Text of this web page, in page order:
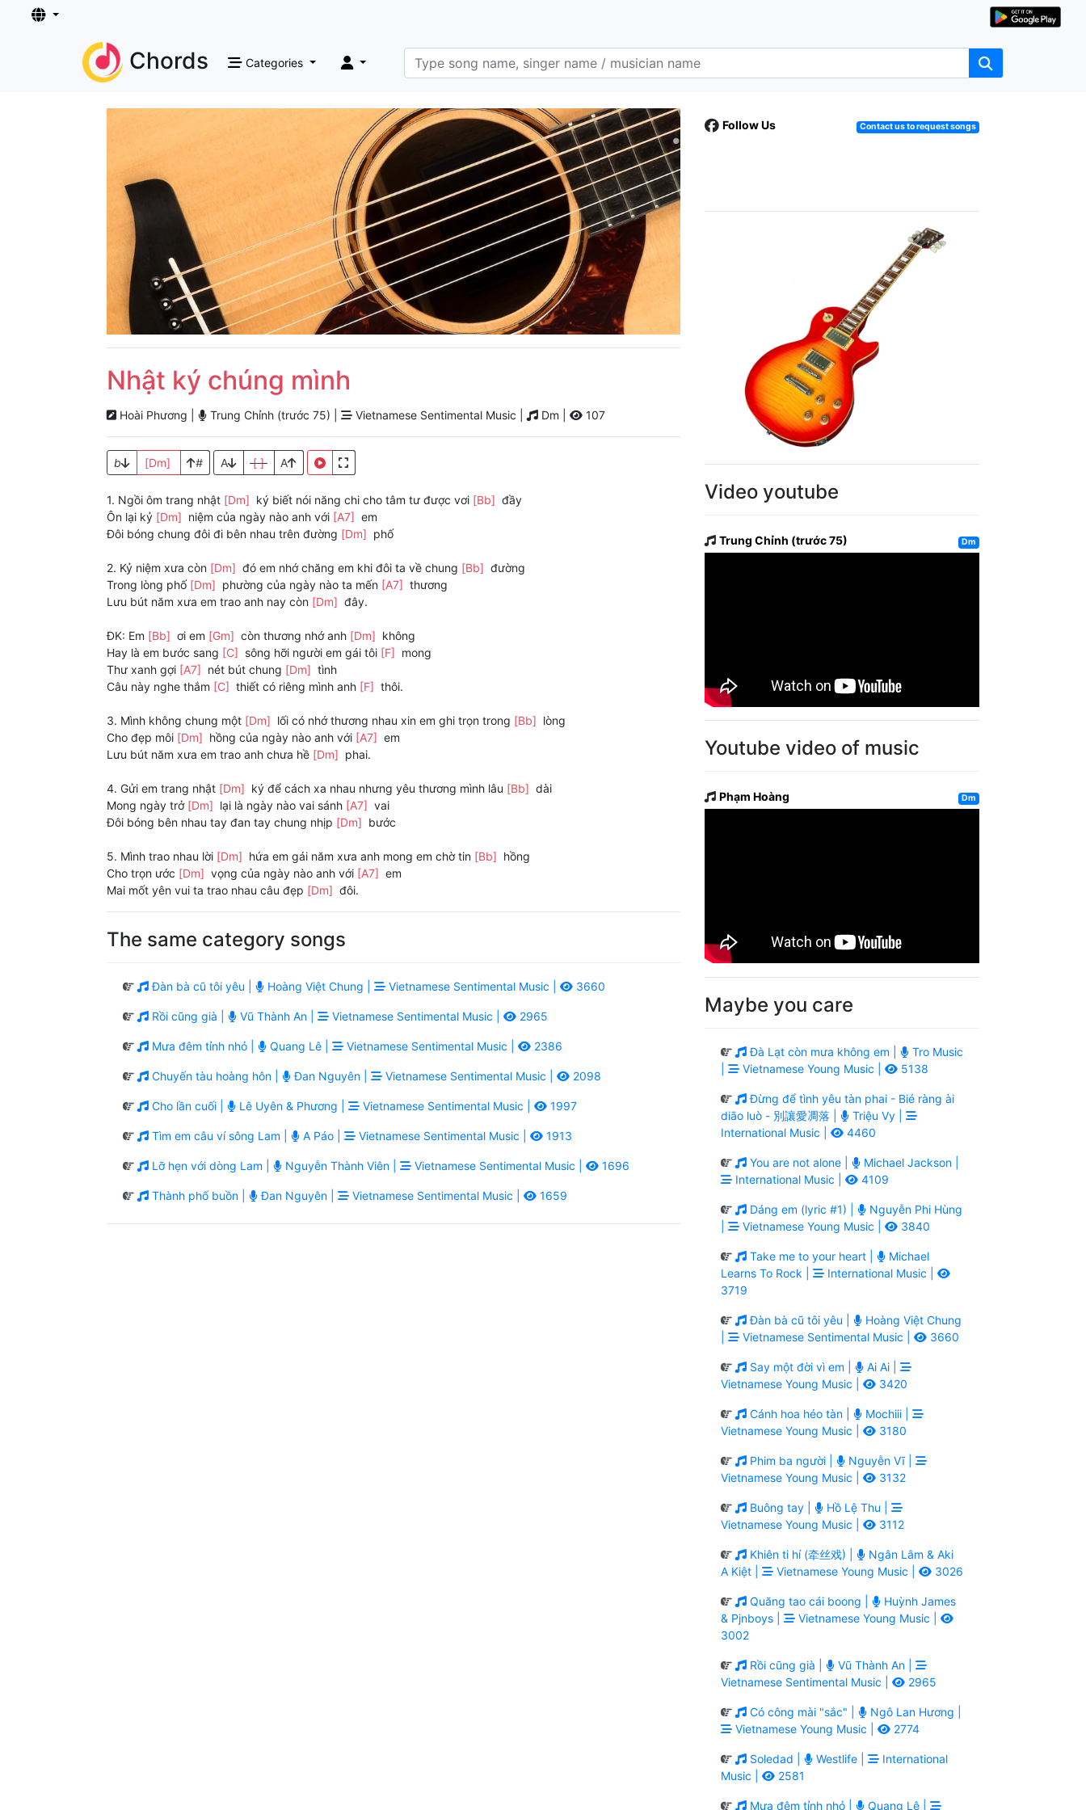
Chords Categories
Nhật ký chúng mình
Hoài Phương | Trung Chỉnh (trước 75) | Vietnamese Sentimental Music | Dm | 107
b [Dm] # A [ ] A
1. Ngồi ôm trang nhật [Dm] ký biết nói năng chi cho tâm tư được vơi [Bb] đầy
Ôn lại kỷ [Dm] niệm của ngày nào anh với [A7] em
Đôi bóng chung đôi đi bên nhau trên đường [Dm] phố
2. Kỷ niệm xưa còn [Dm] đó em nhớ chăng em khi đôi ta về chung [Bb] đường
Trong lòng phố [Dm] phường của ngày nào ta mến [A7] thương
Lưu bút năm xưa em trao anh nay còn [Dm] đây.
ĐK: Em [Bb] ơi em [Gm] còn thương nhớ anh [Dm] không
Hay là em bước sang [C] sông hỡi người em gái tôi [F] mong
Thư xanh gợi [A7] nét bút chung [Dm] tình
Câu này nghe thắm [C] thiết có riêng mình anh [F] thôi.
3. Mình không chung một [Dm] lối có nhớ thương nhau xin em ghi trọn trong [Bb] lòng
Cho đẹp môi [Dm] hồng của ngày nào anh với [A7] em
Lưu bút năm xưa em trao anh chưa hề [Dm] phai.
4. Gửi em trang nhật [Dm] ký để cách xa nhau nhưng yêu thương mình lâu [Bb] dài
Mong ngày trở [Dm] lại là ngày nào vai sánh [A7] vai
Đôi bóng bên nhau tay đan tay chung nhịp [Dm] bước
5. Mình trao nhau lời [Dm] hứa em gái năm xưa anh mong em chờ tin [Bb] hồng
Cho trọn ước [Dm] vọng của ngày nào anh với [A7] em
Mai mốt yên vui ta trao nhau câu đẹp [Dm] đôi.
The same category songs
Đàn bà cũ tôi yêu | Hoàng Việt Chung | Vietnamese Sentimental Music | 3660
Rồi cũng già | Vũ Thành An | Vietnamese Sentimental Music | 2965
Mưa đêm tỉnh nhỏ | Quang Lê | Vietnamese Sentimental Music | 2386
Chuyến tàu hoàng hôn | Đan Nguyên | Vietnamese Sentimental Music | 2098
Cho lần cuối | Lê Uyên & Phương | Vietnamese Sentimental Music | 1997
Tìm em câu ví sông Lam | A Páo | Vietnamese Sentimental Music | 1913
Lỡ hẹn với dòng Lam | Nguyễn Thành Viên | Vietnamese Sentimental Music | 1696
Thành phố buồn | Đan Nguyên | Vietnamese Sentimental Music | 1659
Follow Us Contact us to request songs
Video youtube
Trung Chỉnh (trước 75) Dm
Youtube video of music
Phạm Hoàng Dm
Maybe you care
Đà Lạt còn mưa không em |
Tro Music
Vietnamese Young Music | 5138
Đừng để tình yêu tàn phai - Bié ràng ài
diāo luò - 別讓愛凋落 |
Triệu Vy |
International Music |
4460
You are not alone |
Michael Jackson |
International Music |
4109
Dáng em (lyric #1) |
Nguyễn Phi Hùng
Vietnamese Young Music | 3840
Take me to your heart |
Michael
Learns To Rock |
International Music |
3719
Đàn bà cũ tôi yêu |
Hoàng Việt Chung
Vietnamese Sentimental Music | 3660
Say một đời vì em |
Ai Ai |
Vietnamese Young Music |
3420
Cánh hoa héo tàn |
Mochiii |
Vietnamese Young Music |
3180
Phim ba người |
Nguyễn Vĩ |
Vietnamese Young Music |
3132
Buông tay |
Hồ Lệ Thu |
Vietnamese Young Music |
3112
Khiên ti hí (牵丝戏) |
Ngân Lâm & Aki
A Kiệt |
Vietnamese Young Music | 3026
Quăng tao cái boong |
Huỳnh James
& Pjnboys |
Vietnamese Young Music |
3002
Rồi cũng già |
Vũ Thành An |
Vietnamese Sentimental Music |
2965
Có công mài "sắc" |
Ngô Lan Hương |
Vietnamese Young Music |
2774
Soledad | Westlife |
International
Music |
2581
Mưa đêm tỉnh nhỏ | Quang Lê |